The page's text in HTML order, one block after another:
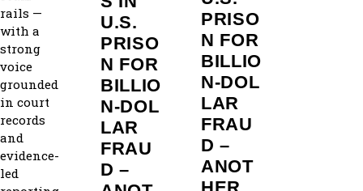
rails —
with a
strong
voice
grounded
in court
records
and
evidence-
led
U.S.
PRISO
N FOR
BILLIO
N‑DOL
LAR
FRAU
D –
PRISO
N FOR
BILLIO
N‑DOL
LAR
FRAU
D –
ANOT